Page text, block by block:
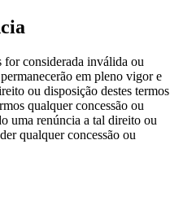
for considerada inválida ou
em pleno vigor e
ou disposição destes termos
qualquer concessão ou
uma renúncia a tal direito ou
qualquer concessão ou